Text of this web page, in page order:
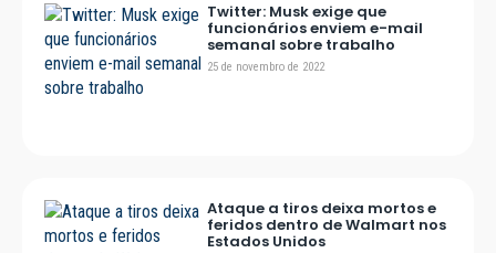
Twitter: Musk exige que
funcionários enviem e-mail
semanal sobre trabalho
25 de novembro de 2022
Ataque a tiros deixa mortos e
feridos dentro de Walmart nos
Estados Unidos